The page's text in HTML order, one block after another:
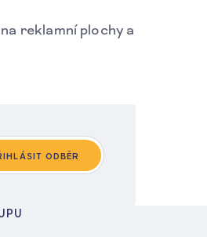
reklamní plochy a
ODBĚR